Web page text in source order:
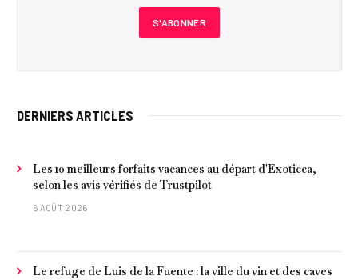
DERNIERS ARTICLES
Les 10 meilleurs forfaits vacances au départ d'Exoticca,
selon les avis vérifiés de Trustpilot
6 AOÛT 2026
Le refuge de Luis de la Fuente : la ville du vin et des caves